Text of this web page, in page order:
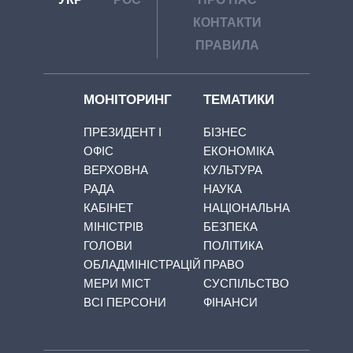
КОНТАКТИ
ПРАВИЛА
МОНІТОРИНГ
ПРЕЗИДЕНТ І
ОФІС
ВЕРХОВНА
РАДА
КАБІНЕТ
МІНІСТРІВ
ГОЛОВИ
ОБЛАДМІНІСТРАЦІЙ
МЕРИ МІСТ
ВСІ ПЕРСОНИ
ТЕМАТИКИ
БІЗНЕС
ЕКОНОМІКА
КУЛЬТУРА
НАУКА
НАЦІОНАЛЬНА
БЕЗПЕКА
ПОЛІТИКА
ПРАВО
СУСПІЛЬСТВО
ФІНАНСИ